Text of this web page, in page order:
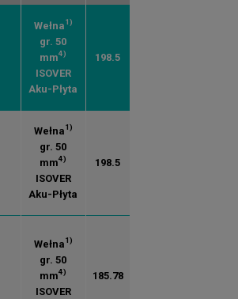
Wełna1)
gr. 50
mm4)
ISOVER
Aku-Płyta
198.5
Wełna1)
gr. 50
mm4)
ISOVER
Aku-Płyta
198.5
Wełna1)
gr. 50
mm4)
ISOVER
185.78